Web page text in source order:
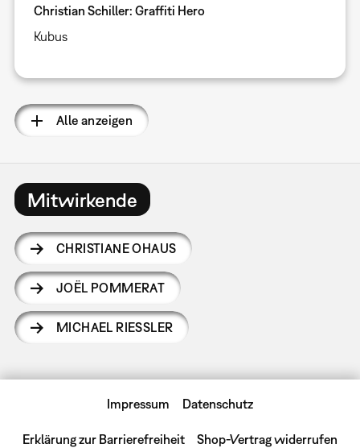
Christian Schiller: Graffiti Hero
Kubus
Alle anzeigen
Mitwirkende
CHRISTIANE OHAUS
JOËL POMMERAT
MICHAEL RIESSLER
Impressum Datenschutz
Erklärung zur Barrierefreiheit Shop-Vertrag widerrufen